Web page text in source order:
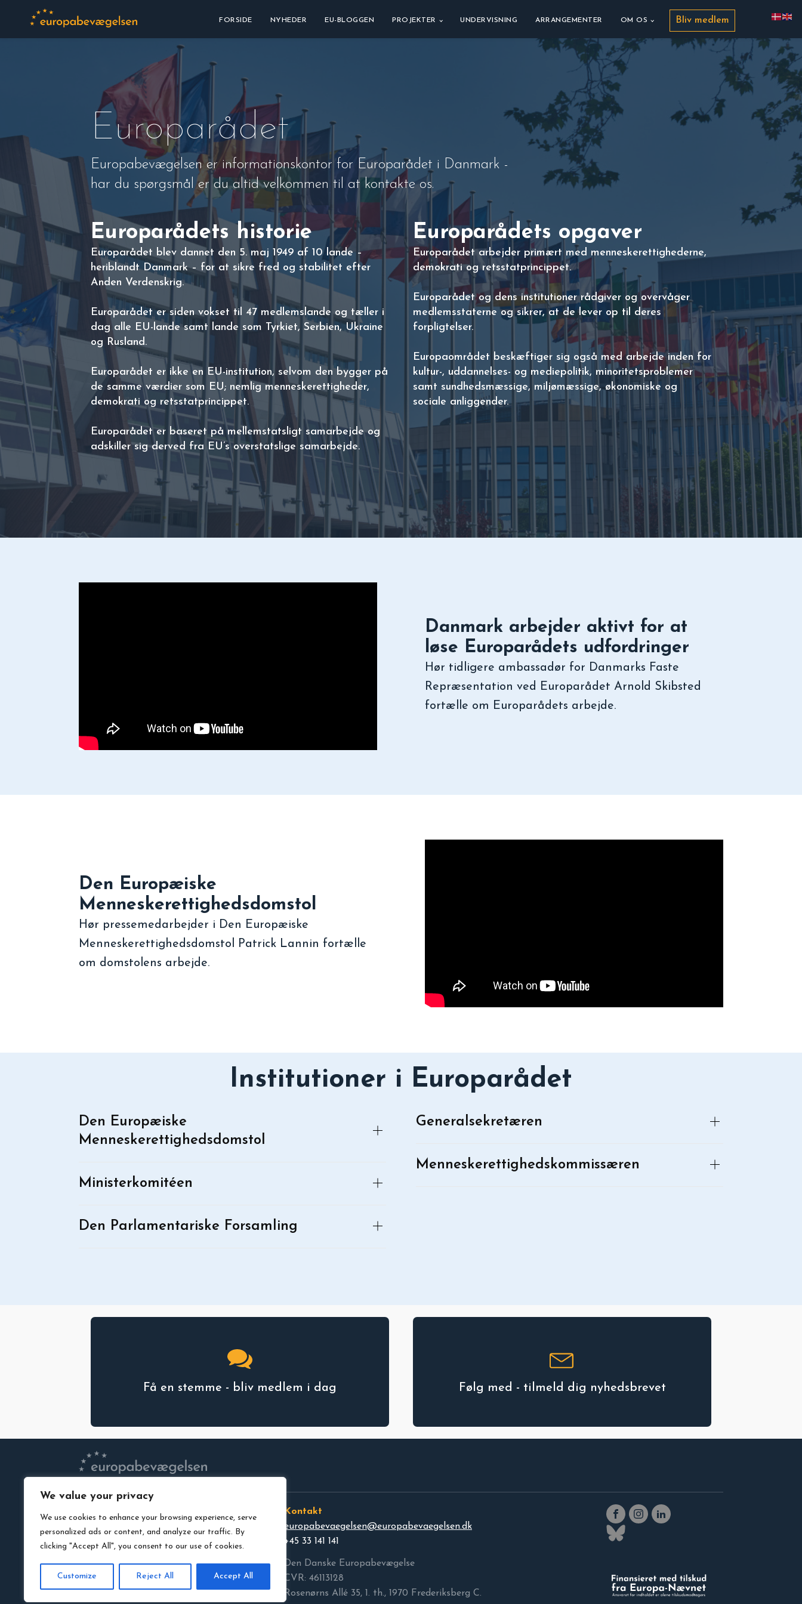
We value your privacy
We use cookies to enhance your browsing experience, serve
personalized ads or content, and analyze our traffic. By
clicking "Accept All", you consent to our use of cookies.
Customize Reject All Accept All
FORSIDE NYHEDER EU-BLOGGEN PROJEKTER UNDERVISNING ARRANGEMENTER OM OS Bliv medlem
Europarådet
Europabevægelsen er informationskontor for Europarådet i Danmark -
har du spørgsmål er du altid velkommen til at kontakte os.
Europarådets historie
Europarådet blev dannet den 5. maj 1949 af 10 lande –
heriblandt Danmark – for at sikre fred og stabilitet efter
Anden Verdenskrig.
Europarådet er siden vokset til 47 medlemslande og tæller i
dag alle EU-lande samt lande som Tyrkiet, Serbien, Ukraine
og Rusland.
Europarådet er ikke en EU-institution, selvom den bygger på
de samme værdier som EU; nemlig menneskerettigheder,
demokrati og retsstatprincippet.
Europarådet er baseret på mellemstatsligt samarbejde og
adskiller sig derved fra EU’s overstatslige samarbejde.
Europarådets opgaver
Europarådet arbejder primært med menneskerettighederne,
demokrati og retsstatprincippet.
Europarådet og dens institutioner rådgiver og overvåger
medlemsstaterne og sikrer, at de lever op til deres
forpligtelser.
Europaområdet beskæftiger sig også med arbejde inden for
kultur-, uddannelses- og mediepolitik, minoritetsproblemer
samt sundhedsmæssige, miljømæssige, økonomiske og
sociale anliggender.
Danmark arbejder aktivt for at
løse Europarådets udfordringer
Hør tidligere ambassadør for Danmarks Faste
Repræsentation ved Europarådet Arnold Skibsted
fortælle om Europarådets arbejde.
Den Europæiske
Menneskerettighedsdomstol
Hør pressemedarbejder i Den Europæiske
Menneskerettighedsdomstol Patrick Lannin fortælle
om domstolens arbejde.
Institutioner i Europarådet
Den Europæiske
Menneskerettighedsdomstol
Ministerkomitéen
Den Parlamentariske Forsamling
Generalsekretæren
Menneskerettighedskommissæren
Få en stemme - bliv medlem i dag Følg med - tilmeld dig nyhedsbrevet
VEDTÆGTER
PRIVATLIVSPOLITIK
MEDLEMSLOGIN
DOWNLOAD VORES LOGO
Kontakt
europabevaegelsen@europabevaegelsen.dk
+45 33 141 141
Den Danske Europabevægelse
CVR: 46113128
Rosenørns Allé 35, 1. th., 1970 Frederiksberg C.